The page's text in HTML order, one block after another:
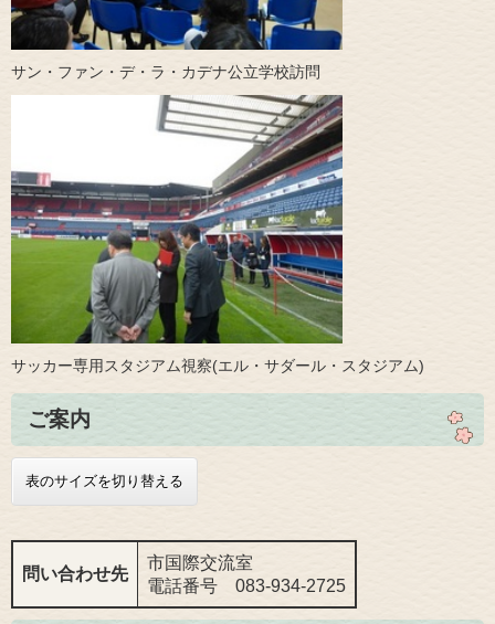
サン・ファン・デ・ラ・カデナ公立学校訪問
サッカー専用スタジアム視察(エル・サダール・スタジアム)
ご案内
表のサイズを切り替える
問い合わせ先
市国際交流室
電話番号 083-934-2725